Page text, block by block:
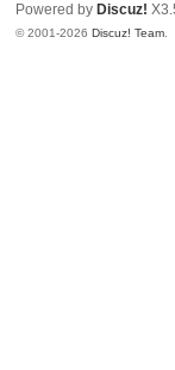
Powered by Discuz!
© 2001-2026Discuz! Team